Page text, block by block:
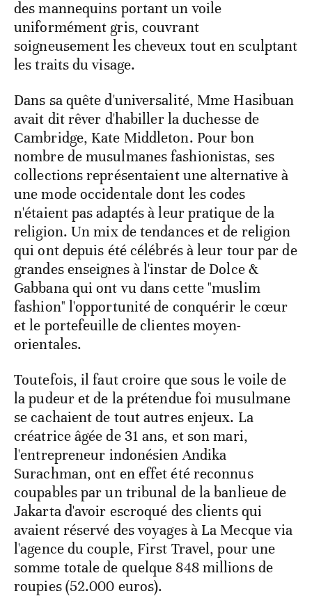
des mannequins portant un voile
uniformément gris, couvrant
soigneusement les cheveux tout en sculptant
les traits du visage.
Dans sa quête d'universalité, Mme Hasibuan
avait dit rêver d'habiller la duchesse de
Cambridge, Kate Middleton. Pour bon
nombre de musulmanes fashionistas, ses
collections représentaient une alternative à
une mode occidentale dont les codes
n'étaient pas adaptés à leur pratique de la
religion. Un mix de tendances et de religion
qui ont depuis été célébrés à leur tour par de
grandes enseignes à l'instar de Dolce &
Gabbana qui ont vu dans cette "muslim
fashion" l'opportunité de conquérir le cœur
et le portefeuille de clientes moyen-
orientales.
Toutefois, il faut croire que sous le voile de
la pudeur et de la prétendue foi musulmane
se cachaient de tout autres enjeux. La
créatrice âgée de 31 ans, et son mari,
l'entrepreneur indonésien Andika
Surachman, ont en effet été reconnus
coupables par un tribunal de la banlieue de
Jakarta d'avoir escroqué des clients qui
avaient réservé des voyages à La Mecque via
l'agence du couple, First Travel, pour une
somme totale de quelque 848 millions de
roupies (52.000 euros).